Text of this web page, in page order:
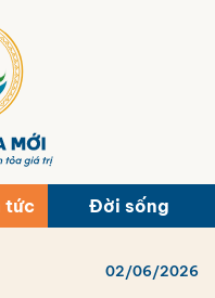
tức Đời sống
02/06/2026